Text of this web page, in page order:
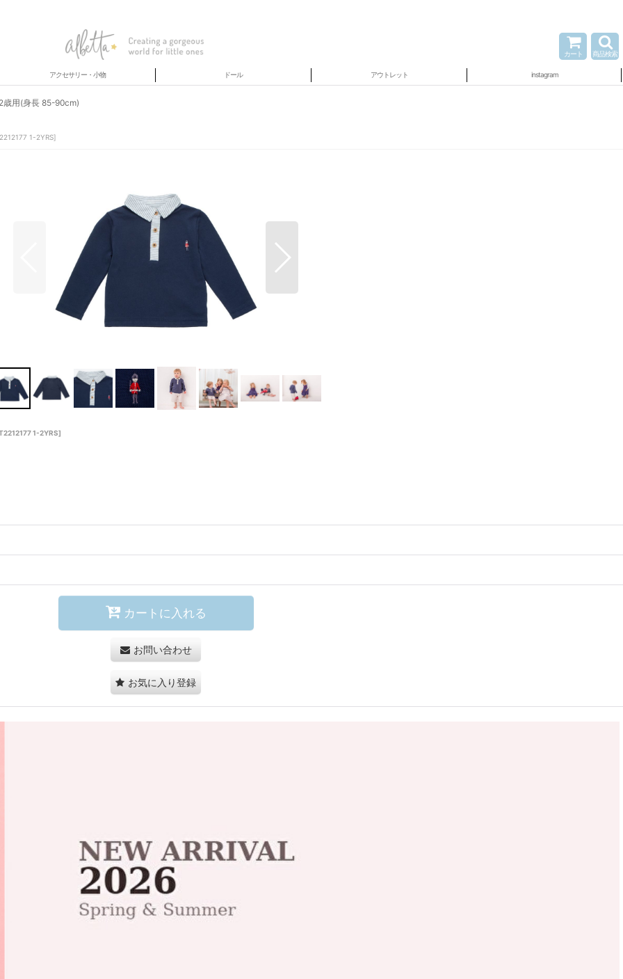
カート 商品検索
アクセサリー・小物 ドール アウトレット instagram
歳用(身長 85-90cm)
1-2YRS]
1-2YRS]
カートに入れる
お問い合わせ
お気に入り登録